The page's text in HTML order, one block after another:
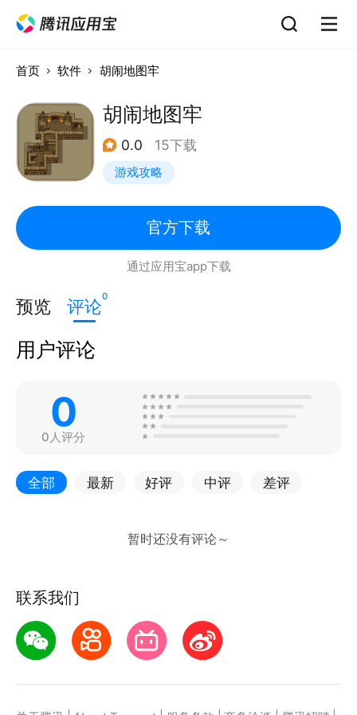
首页 软件 胡闹地图牢
胡闹地图牢
0.0 15下载
游戏攻略
官方下载
通过应用宝app下载
预览 评论0
用户评论
0
0人评分
全部 最新 好评 中评 差评
联系我们